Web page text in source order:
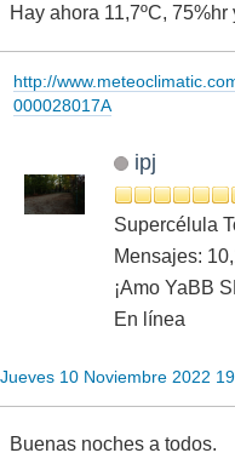
Hay ahora 11,7ºC, 75%hr
http://
000028017A
ipj
Supercélula
Mensajes:
¡Amo YaBB
En línea
Jueves 10 Noviembre 2022
Buenas noches a todos.